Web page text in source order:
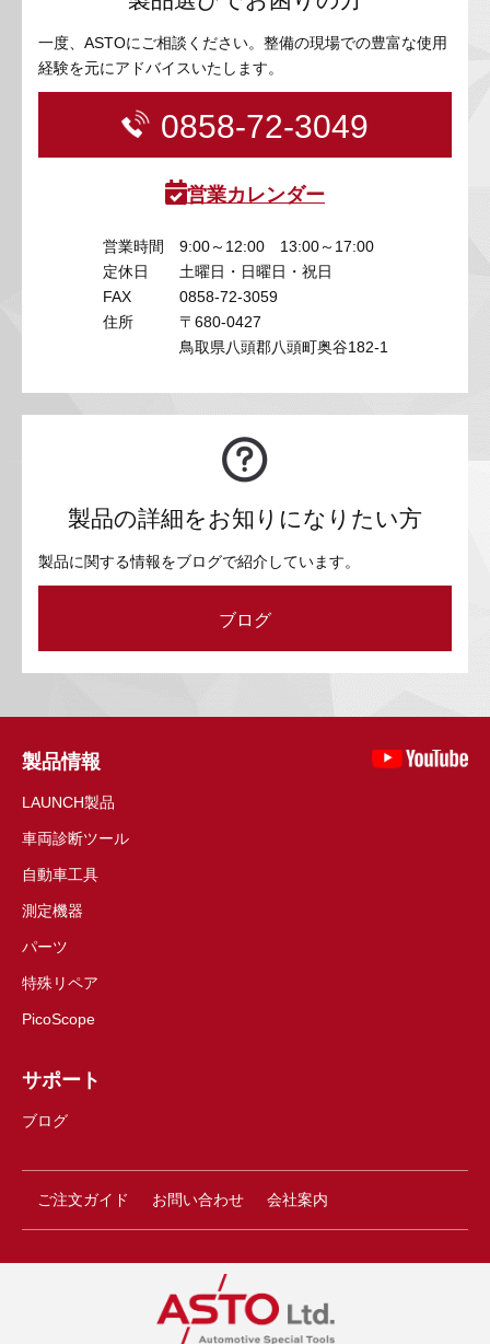
一度、ASTOにご相談ください。整備の現場での豊富な使用
経験を元にアドバイスいたします。
0858-72-3049
営業カレンダー
営業時間
9:00～12:00 13:00～17:00
定休日
土曜日・日曜日・祝日
FAX
0858-72-3059
住所
〒680-0427
鳥取県八頭郡八頭町奥谷182-1
製品の詳細をお知りになりたい方
製品に関する情報をブログで紹介しています。
ブログ
製品情報
LAUNCH製品
車両診断ツール
自動車工具
測定機器
パーツ
特殊リペア
PicoScope
サポート
ブログ
ご注文ガイド お問い合わせ 会社案内